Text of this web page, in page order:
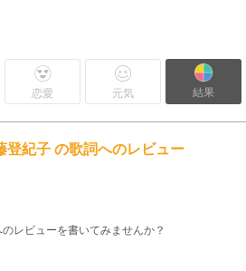
恋愛 元気 結果
登紀子 の歌詞へのレビュー
レビューを書いてみませんか？